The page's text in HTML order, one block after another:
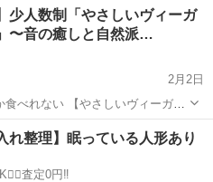
ワークショップ ヴィーガン
少人数制「やさしいヴィーガ
〜音の癒しと自然派…
2月2日
しいヴィーガン
ワークショップ ヴィーガン
れ整理】眠っている人形あり
査定0円‼️